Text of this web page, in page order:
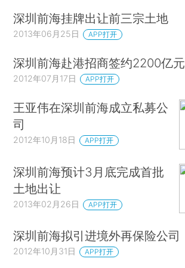
深圳前海挂牌出让前三宗土地
2013年06月25日 APP打开
深圳前海赴港招商签约2200亿元
2012年07月17日 APP打开
王亚伟在深圳前海成立私募公
司
2012年10月18日 APP打开
深圳前海预计3月底完成首批
土地出让
2013年02月26日 APP打开
深圳前海拟引进境外再保险公司
2012年10月31日 APP打开